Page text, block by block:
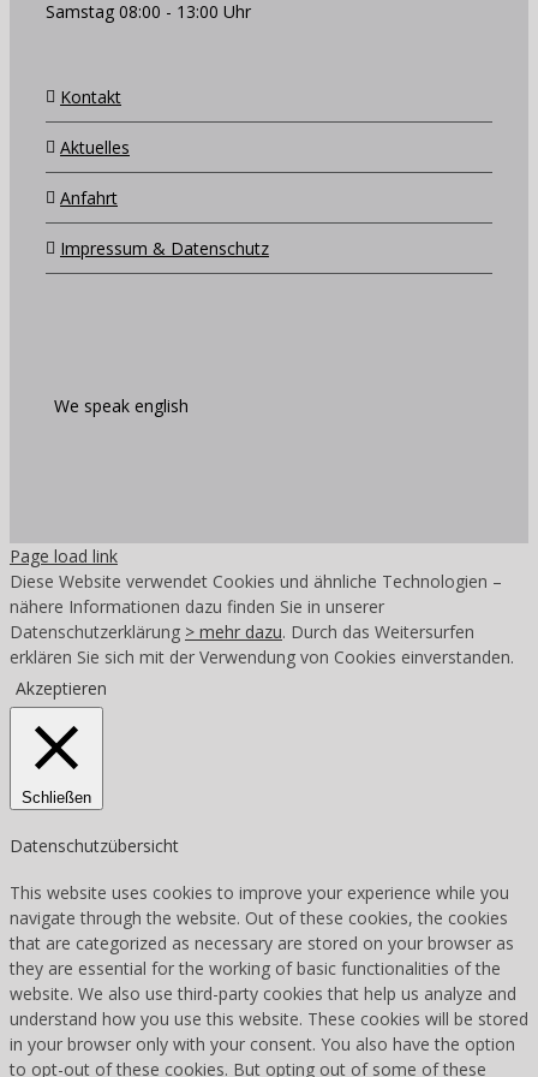
Samstag 08:00 - 13:00 Uhr
Kontakt
Aktuelles
Anfahrt
Impressum & Datenschutz
We speak english
Page load link
Diese Website verwendet Cookies und ähnliche Technologien –
nähere Informationen dazu finden Sie in unserer
Datenschutzerklärung > mehr dazu. Durch das Weitersurfen
erklären Sie sich mit der Verwendung von Cookies einverstanden.
Akzeptieren
Schließen
Datenschutzübersicht
This website uses cookies to improve your experience while you
navigate through the website. Out of these cookies, the cookies
that are categorized as necessary are stored on your browser as
they are essential for the working of basic functionalities of the
website. We also use third-party cookies that help us analyze and
understand how you use this website. These cookies will be stored
in your browser only with your consent. You also have the option
to opt-out of these cookies. But opting out of some of these